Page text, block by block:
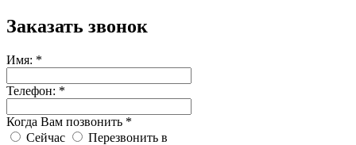
Заказать звонок
Имя: *
Телефон: *
Когда Вам позвонить *
Сейчас
Перезвонить в